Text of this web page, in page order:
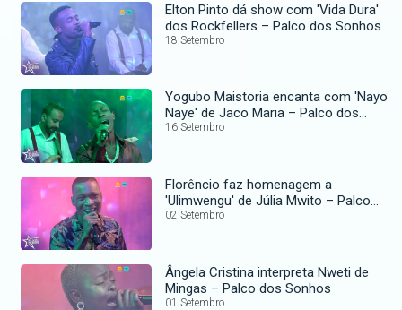
Elton Pinto dá show com 'Vida Dura'
dos Rockfellers – Palco dos Sonhos
18 Setembro
Yogubo Maistoria encanta com 'Nayo
Naye' de Jaco Maria – Palco dos
Sonhos
16 Setembro
Florêncio faz homenagem a
'Ulimwengu' de Júlia Mwito – Palco
dos Sonhos
02 Setembro
Ângela Cristina interpreta Nweti de
Mingas – Palco dos Sonhos
01 Setembro